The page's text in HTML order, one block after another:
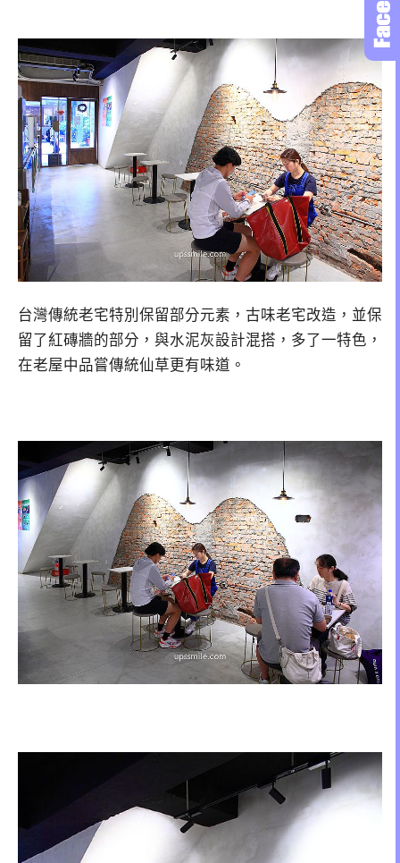
台灣傳統老宅特別保留部分元素，古味老宅改造，並保
留了紅磚牆的部分，與水泥灰設計混搭，多了一特色，
在老屋中品嘗傳統仙草更有味道。